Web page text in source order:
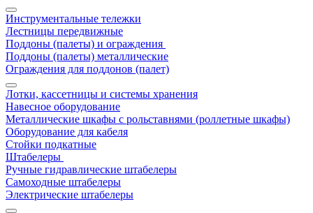
Инструментальные тележки
Лестницы передвижные
Поддоны (палеты) и ограждения
Поддоны (палеты) металлические
Ограждения для поддонов (палет)
Лотки, кассетницы и системы хранения
Навесное оборудование
Металлические шкафы с рольставнями (роллетные шкафы)
Оборудование для кабеля
Стойки подкатные
Штабелеры
Ручные гидравлические штабелеры
Самоходные штабелеры
Электрические штабелеры